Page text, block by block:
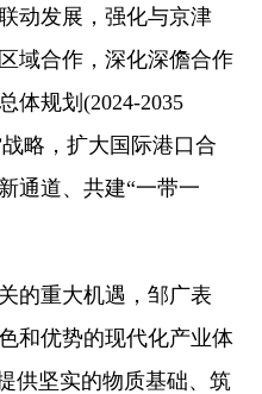
动发展，强化与京津
域合作，深化深儋合作
体规划(2024-2035
略，扩大国际港口合
通道、共建“一带一
重大机遇，邹广表
和优势的现代化产业体
供坚实的物质基础、筑